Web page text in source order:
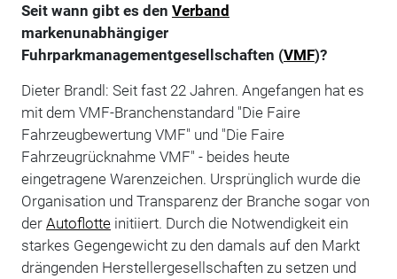
Seit wann gibt es den Verband
markenunabhängiger
Fuhrparkmanagementgesellschaften (VMF)?
Dieter Brandl: Seit fast 22 Jahren. Angefangen hat es
mit dem VMF-Branchenstandard "Die Faire
Fahrzeugbewertung VMF" und "Die Faire
Fahrzeugrücknahme VMF" - beides heute
eingetragene Warenzeichen. Ursprünglich wurde die
Organisation und Transparenz der Branche sogar von
der Autoflotteinitiiert. Durch die Notwendigkeit ein
starkes Gegengewicht zu den damals auf den Markt
drängenden Herstellergesellschaften zu setzen und